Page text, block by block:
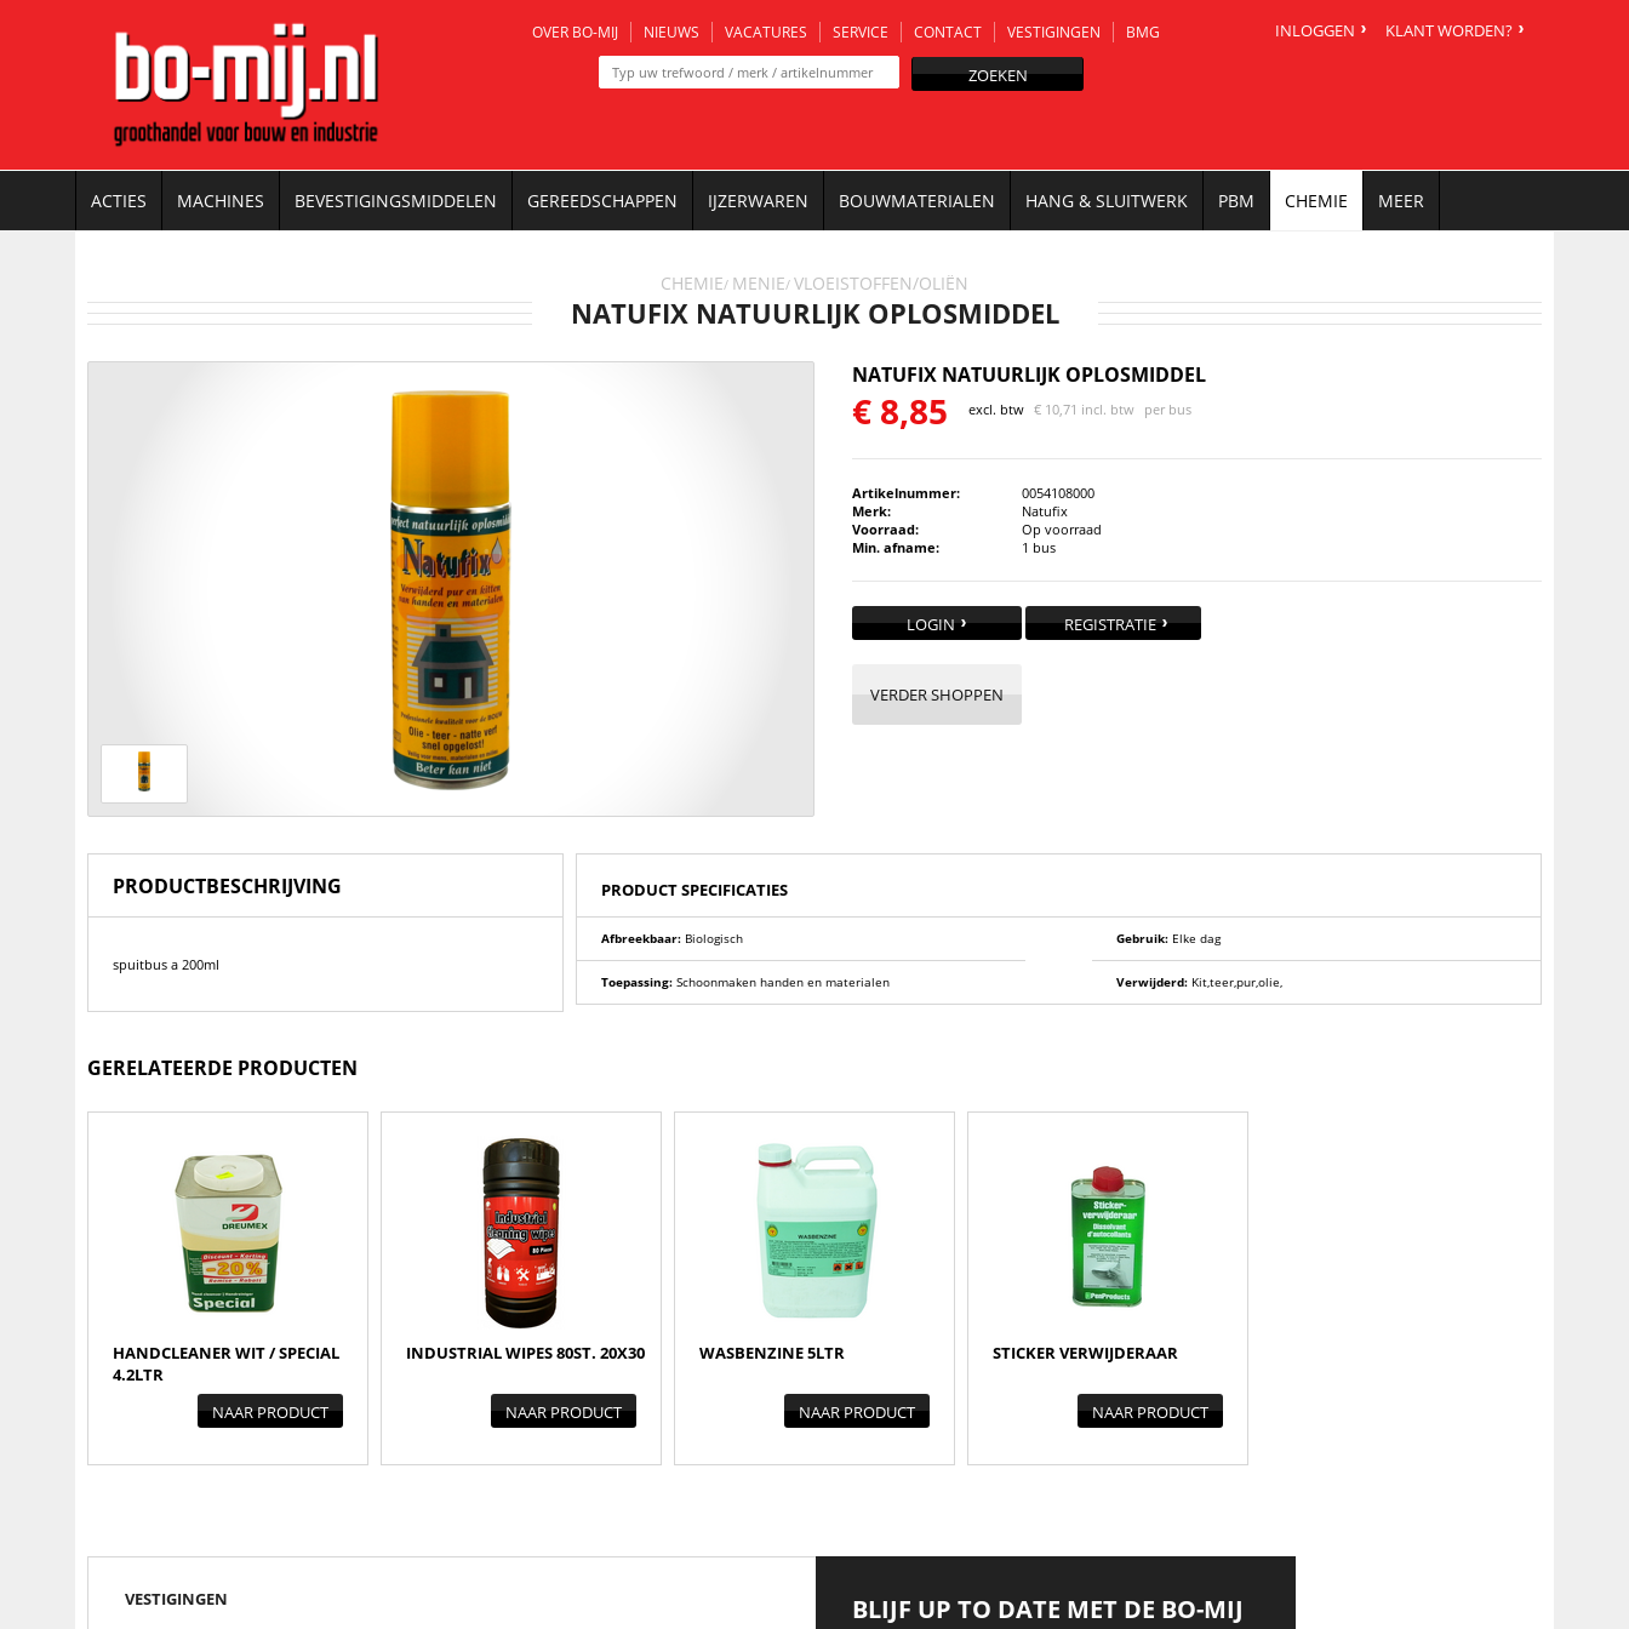
OVER BO-MIJ NIEUWS VACATURES SERVICE CONTACT VESTIGINGEN BMG
ZOEKEN
INLOGGEN KLANT WORDEN?
ACTIES MACHINES BEVESTIGINGSMIDDELEN GEREEDSCHAPPEN IJZERWAREN BOUWMATERIALEN HANG & SLUITWERK PBM CHEMIE MEER
CHEMIE/ MENIE/ VLOEISTOFFEN/OLIËN
NATUFIX NATUURLIJK OPLOSMIDDEL
NATUFIX NATUURLIJK OPLOSMIDDEL
€ 8,85 excl. btw € 10,71 incl. btw per bus
Artikelnummer:
0054108000
Merk:
Natufix
Voorraad:
Op voorraad
Min. afname:
1 bus
LOGIN REGISTRATIE
VERDER SHOPPEN
PRODUCTBESCHRIJVING
spuitbus a 200ml
PRODUCT SPECIFICATIES
Afbreekbaar: Biologisch
Toepassing: Schoonmaken handen en materialen
Gebruik: Elke dag
Verwijderd: Kit,teer,pur,olie,
GERELATEERDE PRODUCTEN
HANDCLEANER WIT / SPECIAL
4.2LTR
NAAR PRODUCT
INDUSTRIAL WIPES 80ST. 20X30
NAAR PRODUCT
WASBENZINE 5LTR
NAAR PRODUCT
STICKER VERWIJDERAAR
NAAR PRODUCT
VESTIGINGEN
BLIJF UP TO DATE MET DE BO-MIJ